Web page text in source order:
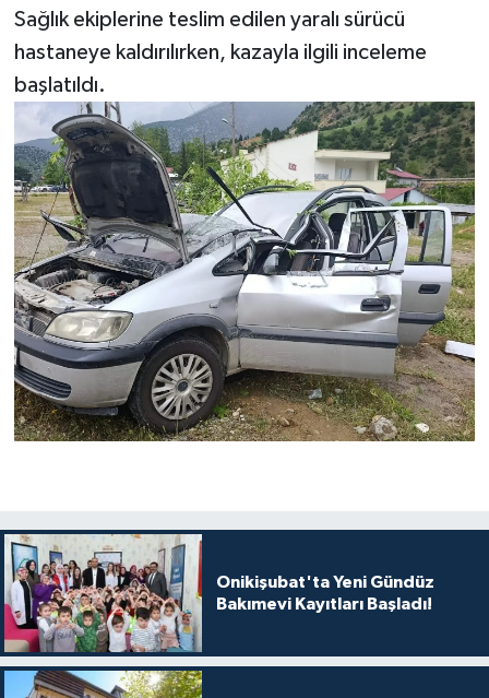
Sağlık ekiplerine teslim edilen yaralı sürücü
hastaneye kaldırılırken, kazayla ilgili inceleme
başlatıldı.
Onikişubat'ta Yeni Gündüz
Bakımevi Kayıtları Başladı!